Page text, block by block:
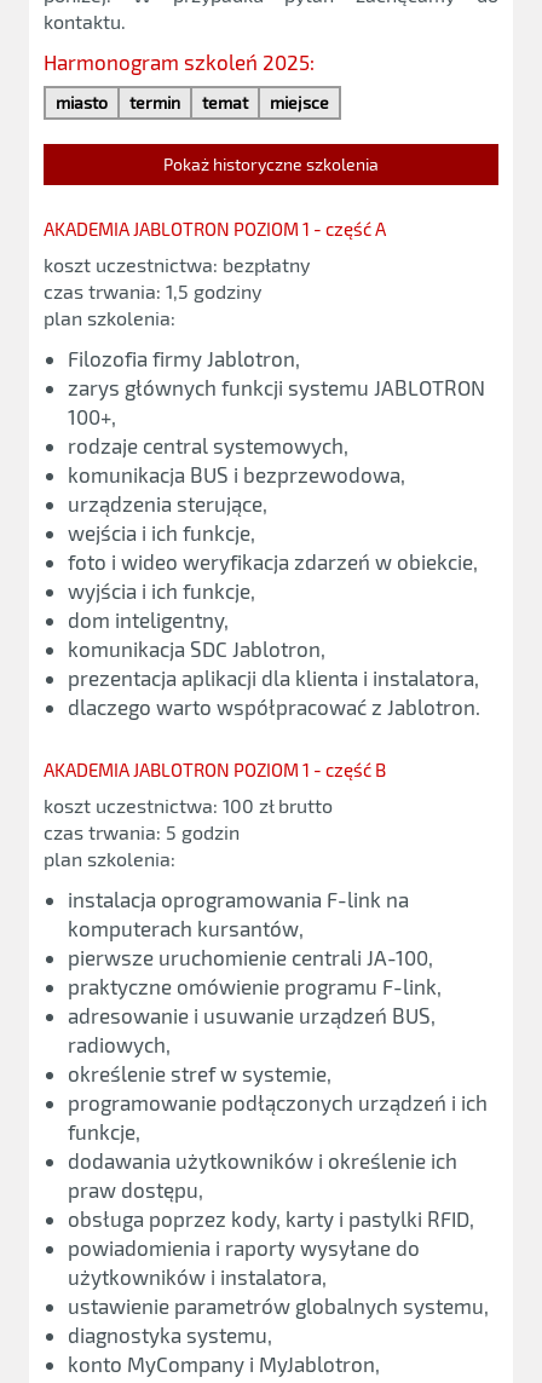
kontaktu.
Harmonogram szkoleń 2025:
miasto termin temat miejsce
Pokaż historyczne szkolenia
AKADEMIA JABLOTRON POZIOM 1 - część A
koszt uczestnictwa: bezpłatny
czas trwania: 1,5 godziny
plan szkolenia:
Filozofia firmy Jablotron,
zarys głównych funkcji systemu JABLOTRON
100+,
rodzaje central systemowych,
komunikacja BUS i bezprzewodowa,
urządzenia sterujące,
wejścia i ich funkcje,
foto i wideo weryfikacja zdarzeń w obiekcie,
wyjścia i ich funkcje,
dom inteligentny,
komunikacja SDC Jablotron,
prezentacja aplikacji dla klienta i instalatora,
dlaczego warto współpracować z Jablotron.
AKADEMIA JABLOTRON POZIOM 1 - część B
koszt uczestnictwa: 100 zł brutto
czas trwania: 5 godzin
plan szkolenia:
instalacja oprogramowania F-link na
komputerach kursantów,
pierwsze uruchomienie centrali JA-100,
praktyczne omówienie programu F-link,
adresowanie i usuwanie urządzeń BUS,
radiowych,
określenie stref w systemie,
programowanie podłączonych urządzeń i ich
funkcje,
dodawania użytkowników i określenie ich
praw dostępu,
obsługa poprzez kody, karty i pastylki RFID,
powiadomienia i raporty wysyłane do
użytkowników i instalatora,
ustawienie parametrów globalnych systemu,
diagnostyka systemu,
konto MyCompany i MyJablotron,